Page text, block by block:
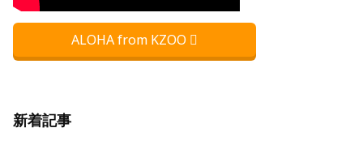
ALOHA from KZOO
新着記事